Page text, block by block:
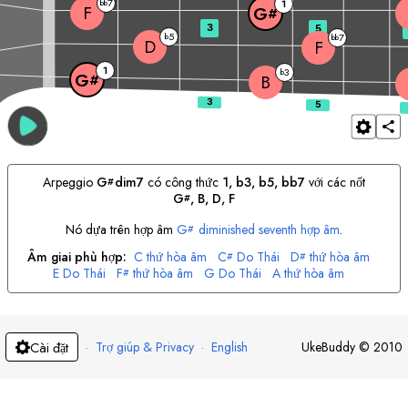
G# 1 B b3
D b5 F bb7
F G# 1
3 5
Arpeggio G#dim7có công thức 1, b3, b5, bb7với các nốt
G#, B, D, F
Nó dựa trên hợp âm G# diminished seventh hợp âm.
Âm giai phù hợp: C thứ hòa âm C# Do Thái D# thứ hòa âm
E Do Thái F# thứ hòa âm G Do Thái A thứ hòa âm
A# Do Thái
Cài đặt · Trợ giúp & Privacy · English UkeBuddy © 2010